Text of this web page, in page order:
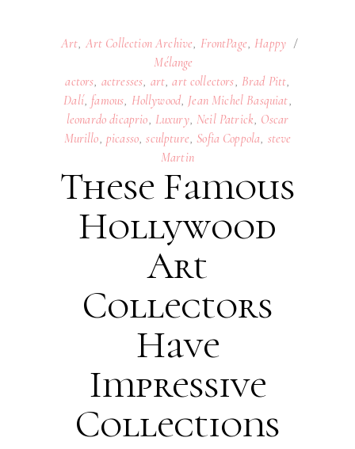
Art, Art Collection Archive, FrontPage, Happy
Mélange
actors, actresses, art,art collectors, Brad Pitt,
Dalí, famous, Hollywood, Jean Michel Basquiat,
leonardo dicaprio, Luxury,Neil Patrick, Oscar
Murillo, picasso,sculpture,Sofia Coppola, steve
Martin
These Famous
Hollywood
Art
Collectors
Have
Impressive
Collections